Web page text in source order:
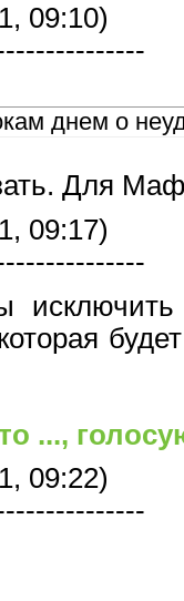
09:10)
днем о
Для
09:17)
...,
09:22)